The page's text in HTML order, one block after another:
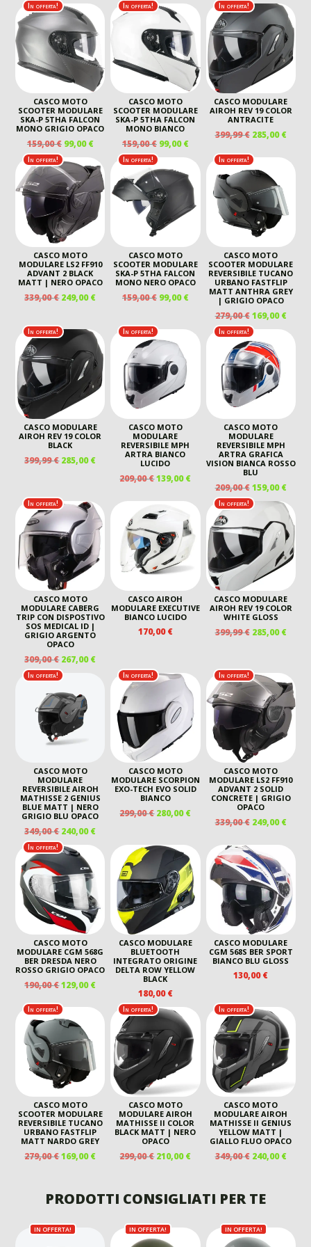
ORIGINALE
ERA:
309,00 €.
ATTUALE
È:
267,00 €.
ORIGINALE
ERA:
190,00 €.
ATTUALE
119,00 €.
ORIGINALE
ERA:
279,00 €.
È:
In offerta!
CASCO MOTO
SCOOTER MODULARE
SKA-P 5THA FALCON
MONO GRIGIO OPACO
159,00€ IL
PREZZO
ORIGINALE
ERA:
159,00 €.
99,00€IL
PREZZO
ATTUALE
È:
99,00 €.
In offerta!
CASCO MOTO
SCOOTER MODULARE
SKA-P 5THA FALCON
MONO BIANCO
159,00€ IL
PREZZO
ORIGINALE
ERA:
159,00 €.
99,00€IL
PREZZO
ATTUALE
È:
99,00 €.
In offerta!
CASCO MODULARE
AIROH REV 19 COLOR
ANTRACITE
399,99€ IL
ORIGINALE
ERA:
399,99 €.
285,00€IL
In offerta!
CASCO MOTO
MODULARE LS2 FF910
ADVANT 2 BLACK
MATT | NERO OPACO
339,00€ IL
ERA:
339,00 €.
249,00€IL
È:
249,00 €.
In offerta!
CASCO MOTO
SCOOTER MODULARE
SKA-P 5THA FALCON
MONO NERO OPACO
159,00€ IL
159,00 €.
99,00€IL
PREZZO
ATTUALE
È:
99,00 €.
In offerta!
CASCO MOTO
SCOOTER MODULARE
REVERSIBILE TUCANO
URBANO FASTFLIP
MATT ANTHRA GREY
| GRIGIO OPACO
279,00€ IL
PREZZO
ORIGINALE
ERA:
279,00 €.
169,00€IL
In offerta!
CASCO MODULARE
AIROH REV 19 COLOR
BLACK
399,99€ IL
ERA:
399,99 €.
285,00€IL
ATTUALE
285,00 €.
In offerta!
CASCO MOTO
MODULARE
REVERSIBILE MPH
ARTRA BIANCO
LUCIDO
209,00€IL
ORIGINALE
ERA:
209,00 €.
139,00€IL
PREZZO
ATTUALE
139,00 €.
In offerta!
CASCO MOTO
MODULARE
REVERSIBILE MPH
ARTRA GRAFICA
VISION BIANCA ROSSO
BLU
209,00€ IL
PREZZO
ORIGINALE
ERA:
209,00 €.
159,00€IL
È:
In offerta!
CASCO MOTO
MODULARE CABERG
TRIP CON DISPOSTIVO
SOS MEDICAL ID |
GRIGIO ARGENTO
OPACO
309,00€ IL
PREZZO
ORIGINALE
ERA:
309,00 €.
267,00€IL
PREZZO
ATTUALE
267,00 €.
CASCO AIROH
MODULARE EXECUTIVE
BIANCO LUCIDO
170,00€
In offerta!
CASCO MODULARE
AIROH REV 19 COLOR
WHITE GLOSS
399,99€ IL
ERA:
399,99 €.
285,00€IL
In offerta!
CASCO MOTO
MODULARE
REVERSIBILE AIROH
MATHISSE 2 GENIUS
BLUE MATT | NERO
GRIGIO BLU OPACO
349,00€ IL
PREZZO
ORIGINALE
ERA:
349,00 €.
240,00€IL
PREZZO
ATTUALE
240,00 €.
In offerta!
CASCO MOTO
MODULARE SCORPION
EXO-TECH EVO SOLID
BIANCO
299,00€ IL
ERA:
299,00 €.
280,00€IL
PREZZO
È:
280,00 €.
In offerta!
CASCO MOTO
MODULARE LS2 FF910
ADVANT 2 SOLID
CONCRETE | GRIGIO
OPACO
339,00€ IL
ORIGINALE
ERA:
339,00 €.
249,00€IL
In offerta!
CASCO MOTO
MODULARE CGM 568G
BER DRESDA NERO
ROSSO GRIGIO OPACO
190,00€IL
ORIGINALE
ERA:
190,00 €.
129,00€IL
ATTUALE
129,00 €.
CASCO MODULARE
BLUETOOTH
INTEGRATO ORIGINE
DELTA ROW YELLOW
BLACK
180,00€
CASCO MODULARE
CGM 568S BER SPORT
BIANCO BLU GLOSS
130,00€
In offerta!
CASCO MOTO
SCOOTER MODULARE
REVERSIBILE TUCANO
URBANO FASTFLIP
MATT NARDO GREY
279,00€IL
ERA:
279,00 €.
169,00€IL
È:
169,00 €.
In offerta!
CASCO MOTO
MODULARE AIROH
MATHISSE II COLOR
BLACK MATT | NERO
OPACO
299,00€ IL
ERA:
299,00 €.
210,00€IL
È:
210,00 €.
In offerta!
CASCO MOTO
MODULARE AIROH
MATHISSE II GENIUS
YELLOW MATT |
GIALLO FLUO OPACO
349,00€ IL
ERA:
349,00 €.
240,00€IL
PRODOTTI CONSIGLIATI PER TE
IN OFFERTA! IN OFFERTA! IN OFFERTA!